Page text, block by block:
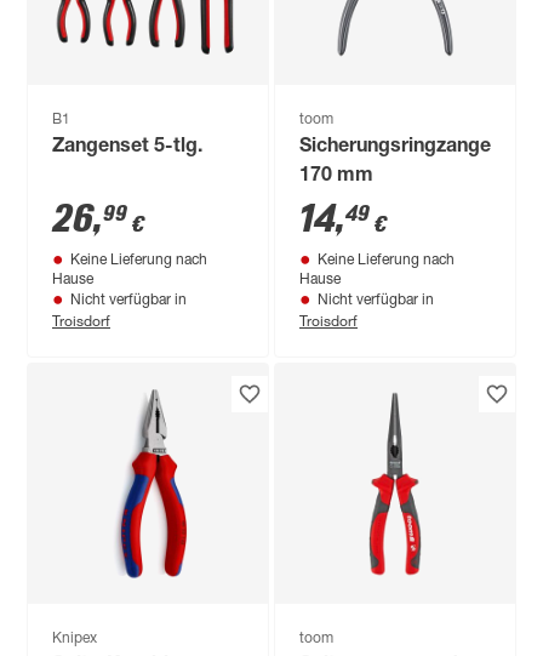
B1
Zangenset 5-tlg.
26,99 €
Keine Lieferung nach
Hause
Nicht verfügbar in
Troisdorf
toom
Sicherungsringzange
170 mm
14,49 €
Keine Lieferung nach
Hause
Nicht verfügbar in
Troisdorf
Knipex toom